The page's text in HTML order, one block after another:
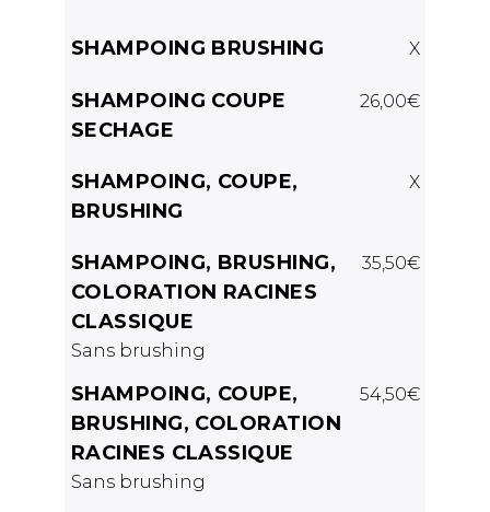
SHAMPOING BRUSHING X
SHAMPOING COUPE
SECHAGE
26,00€
SHAMPOING, COUPE,
BRUSHING
X
SHAMPOING, BRUSHING,
COLORATION RACINES
CLASSIQUE
35,50€
Sans brushing
SHAMPOING, COUPE,
BRUSHING, COLORATION
RACINES CLASSIQUE
54,50€
Sans brushing